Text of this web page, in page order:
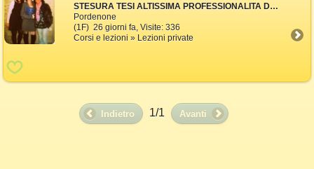
STESURA TESI ALTISSIMA PROFESSIONALITA DA DOCENTE REFERENZIATI
Pordenone
(1F) 26 giorni fa, Visite: 336
Corsi e lezioni » Lezioni private
Indietro 1/1 Avanti